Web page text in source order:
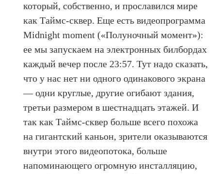
который, собственно, и прославился мире
как Таймс-сквер. Еще есть видеопрограмма
Midnight moment («Полуночный момент»):
ее мы запускаем на электронных билбордах
каждый вечер после 23:57. Тут надо сказать,
что у нас нет ни одного одинакового экрана
— одни круглые, другие огибают здания,
третьи размером в шестнадцать этажей. И
так как Таймс-сквер больше всего похожа
на гигантский каньон, зрители оказываются
внутри этого видеопотока, больше
напоминающего огромную инсталляцию,